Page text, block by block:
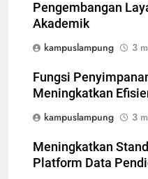
Pengembangan
Akademik
kampuslampung
3
Fungsi
Meningkatkan
kampuslampung
3
Meningkatkan
Platform Data